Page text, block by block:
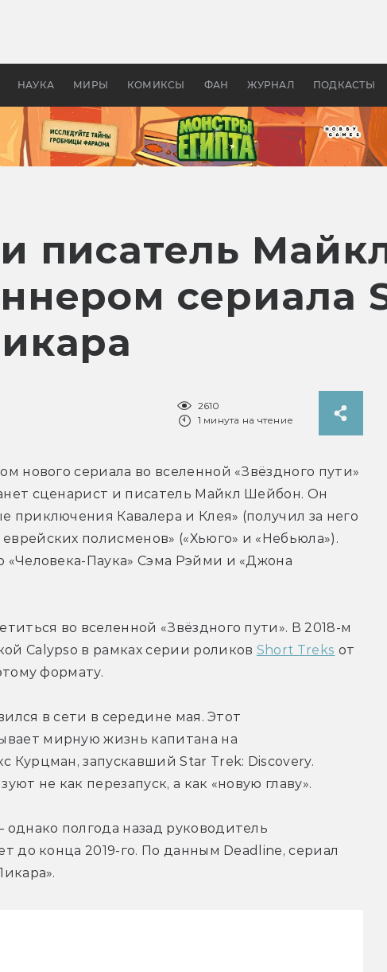
НАУКА МИРЫ КОМИКСЫ ФАН ЖУРНАЛ ПОДКАСТЫ
бы «Властелина колец»
Древней Грецией
писатель
сериала
2610
1 минута на чтение
нового сериала во вселенной «Звёздного пути»
сценарист и писатель Майкл Шейбон. Он
приключения Кавалера и Клея» (получил за него
полисменов» («Хьюго» и «Небьюла»).
Паука» Сэма Рэйми и «Джона
во вселенной «Звёздного пути». В 2018-м
Calypso в рамках серии роликов Short Treks от
формату.
в сети в середине мая. Этот
мирную жизнь капитана на
Курцман, запускавший Star Trek: Discovery.
не как перезапуск, а как «новую главу».
полгода назад руководитель
до конца 2019-го. По данным Deadline, сериал